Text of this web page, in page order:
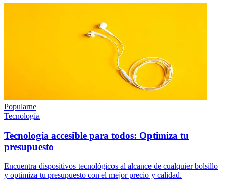
Popularne
Tecnología
Tecnología accesible para todos: Optimiza tu
presupuesto
Encuentra dispositivos tecnológicos al alcance de cualquier bolsillo
y optimiza tu presupuesto con el mejor precio y calidad.